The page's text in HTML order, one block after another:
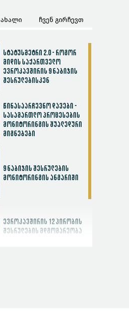
ახალი ჩვენ გირჩევთ
სტატუსმეტრი 2.0 - როგორ
მიდის საქართველო
ევროკავშირის 9 ნაბიჯის
შესრულებისკენ
წინასაარჩევნო დავები -
სასამართლო პროცესების
მონიტორინგის შუალედური
მიგნებები
9 ნაბიჯის შესრულების
მონიტორინგის ანგარიში
ევროკავშირის 12 პირობის
შესრულების მდგომარეობა